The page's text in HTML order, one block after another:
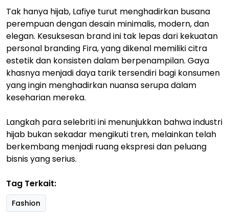
Tak hanya hijab, Lafiye turut menghadirkan busana
perempuan dengan desain minimalis, modern, dan
elegan. Kesuksesan brand ini tak lepas dari kekuatan
personal branding Fira, yang dikenal memiliki citra
estetik dan konsisten dalam berpenampilan. Gaya
khasnya menjadi daya tarik tersendiri bagi konsumen
yang ingin menghadirkan nuansa serupa dalam
keseharian mereka.
Langkah para selebriti ini menunjukkan bahwa industri
hijab bukan sekadar mengikuti tren, melainkan telah
berkembang menjadi ruang ekspresi dan peluang
bisnis yang serius.
Tag Terkait:
Fashion